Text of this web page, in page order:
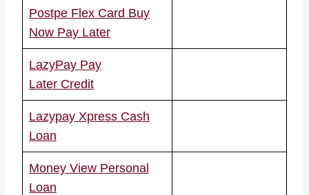
Postpe Flex Card Buy
Now Pay Later
LazyPay Pay
Later Credit
Lazypay Xpress Cash
Loan
Money View Personal
Loan